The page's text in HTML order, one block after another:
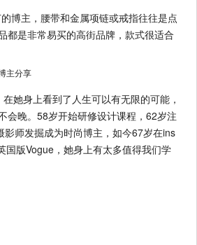
博主，腰带和金属项链或戒指往往是点
都是非常易买的高街品牌，款式很适合
她身上看到了人生可以有无限的可能，
会晚。58岁开始研修设计课程，62岁注
师发掘成为时尚博主，如今67岁在ins
国版Vogue，她身上有太多值得我们学